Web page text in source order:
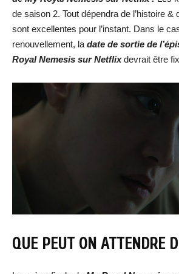
de saison 2. Tout dépendra de l’histoire &
sont excellentes pour l’instant. Dans le
renouvellement, la date de sortie de
Royal Nemesis sur Netflixdevrait être
QUE PEUT ON ATTENDRE